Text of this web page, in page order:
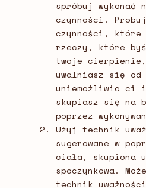
spróbuj
czynności.
czynności, które
rzeczy, które
twoje
uwalniasz się
uniemożliwia ci
skupiasz się na
poprzez
Użyj technik
sugerowane w
ciała, skupiona
spoczynkowa.
technik